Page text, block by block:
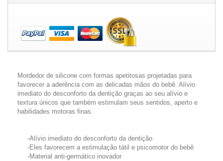
Mordedor de silicone com formas apetitosas projetadas para
favorecer a aderência com as delicadas mãos do bebê. Alívio
imediato do desconforto da dentição graças ao seu alívio e
textura únicos que também estimulam seus sentidos, aperto e
habilidades motoras finas.
-Alívio imediato do desconforto da dentição
-Eles favorecem a estimulação tátil e psicomotor do bebê
-Material anti-germático inovador